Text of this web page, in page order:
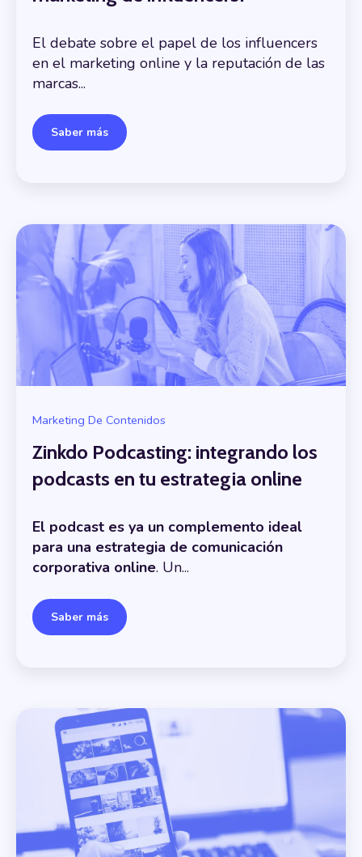
El debate sobre el papel de los influencers
en el marketing online y la reputación de las
marcas...
Saber más
Marketing De Contenidos
Zinkdo Podcasting: integrando los
podcasts en tu estrategia online
El podcast es ya un complemento ideal
para una estrategia de comunicación
corporativa online. Un...
Saber más